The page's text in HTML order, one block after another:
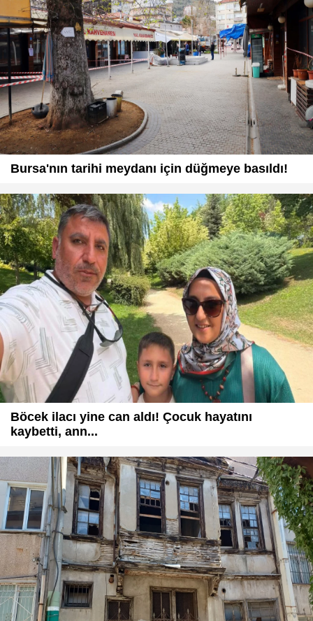
Bursa'nın tarihi meydanı için düğmeye basıldı!
Böcek ilacı yine can aldı! Çocuk hayatını
kaybetti, ann...